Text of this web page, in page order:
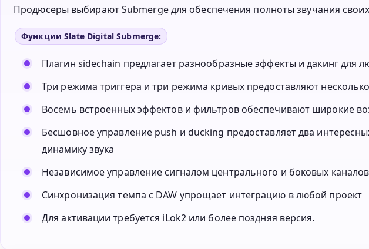
Продюсеры выбирают Submerge для обеспечения полноты звучания
Функции Slate Digital Submerge:
Плагин sidechain предлагает разнообразные эффекты и дакинг для
Три режима триггера и три режима кривых предоставляют
Восемь встроенных эффектов и фильтров обеспечивают широкие
Бесшовное управление push и ducking предоставляет два
динамику звука
Независимое управление сигналом центрального и боковых каналов
Синхронизация темпа с DAW упрощает интеграцию в любой проект
Для активации требуется iLok2 или более поздняя версия.